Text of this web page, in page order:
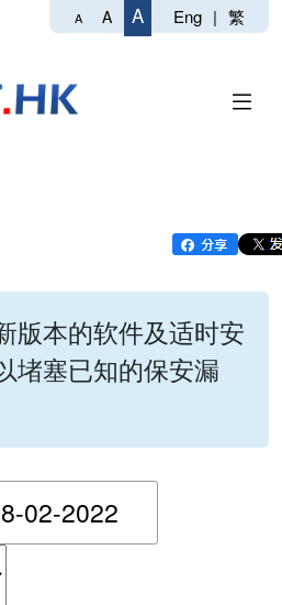
A A A Eng | 繁
版本的软件及适时安
堵塞已知的保安漏
输入搜索日期范围的开